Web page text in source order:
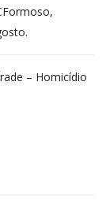
– Homicídio